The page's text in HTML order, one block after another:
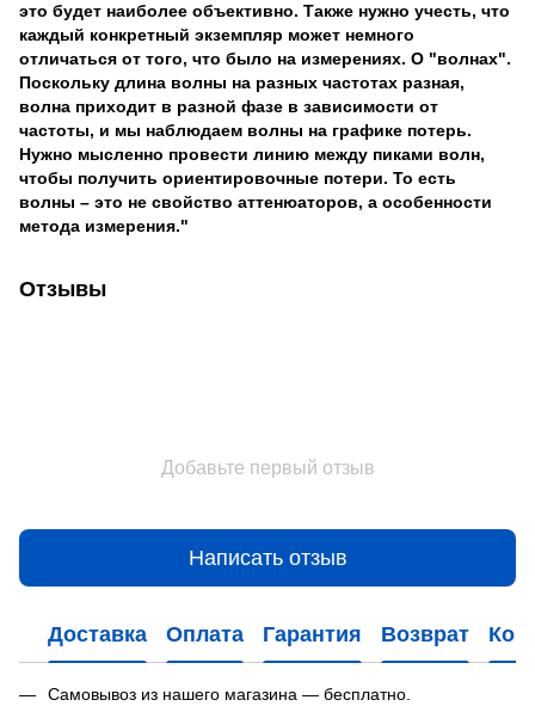
это будет наиболее объективно. Также нужно учесть, что
каждый конкретный экземпляр может немного
отличаться от того, что было на измерениях. О "волнах".
Поскольку длина волны на разных частотах разная,
волна приходит в разной фазе в зависимости от
частоты, и мы наблюдаем волны на графике потерь.
Нужно мысленно провести линию между пиками волн,
чтобы получить ориентировочные потери. То есть
волны – это не свойство аттенюаторов, а особенности
метода измерения."
Отзывы
Добавьте первый отзыв
Написать отзыв
Доставка Оплата Гарантия Возврат
Самовывоз из нашего магазина — бесплатно.